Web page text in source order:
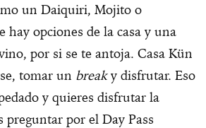
un Daiquiri, Mojito o
hay opciones de la casa y una
por si se te antoja. Casa Kün
tomar un breaky disfrutar. Eso
y quieres disfrutar la
preguntar por el Day Pass